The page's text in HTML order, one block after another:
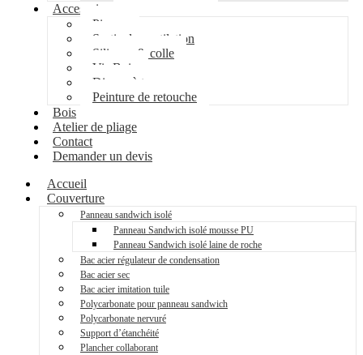
Accessoires
Pipeco
Sortie de ventilation
Silicone & colle
Vis Bois
Disque à tronçonner
Peinture de retouche
Bois
Atelier de pliage
Contact
Demander un devis
Accueil
Couverture
Panneau sandwich isolé
Panneau Sandwich isolé mousse PU
Panneau Sandwich isolé laine de roche
Bac acier régulateur de condensation
Bac acier sec
Bac acier imitation tuile
Polycarbonate pour panneau sandwich
Polycarbonate nervuré
Support d’étanchéité
Plancher collaborant